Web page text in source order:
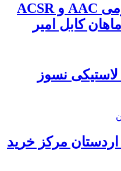
هادی هوایی آلومینیومی AAC و ACSR
کابل امیر
کابل اردستان 2.5*3 لاستیکی نسوز